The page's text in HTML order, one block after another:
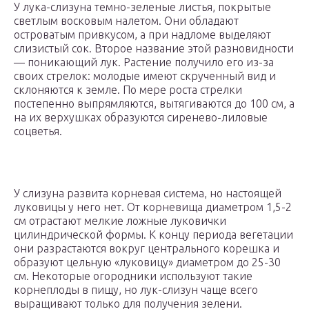
У лука-слизуна темно-зеленые листья, покрытые
светлым восковым налетом. Они обладают
островатым привкусом, а при надломе выделяют
слизистый сок. Второе название этой разновидности
— поникающий лук. Растение получило его из-за
своих стрелок: молодые имеют скрученный вид и
склоняются к земле. По мере роста стрелки
постепенно выпрямляются, вытягиваются до 100 см, а
на их верхушках образуются сиренево-лиловые
соцветья.
У слизуна развита корневая система, но настоящей
луковицы у него нет. От корневища диаметром 1,5-2
см отрастают мелкие ложные луковички
цилиндрической формы. К концу периода вегетации
они разрастаются вокруг центрального корешка и
образуют цельную «луковицу» диаметром до 25-30
см. Некоторые огородники используют такие
корнеплоды в пищу, но лук-слизун чаще всего
выращивают только для получения зелени.